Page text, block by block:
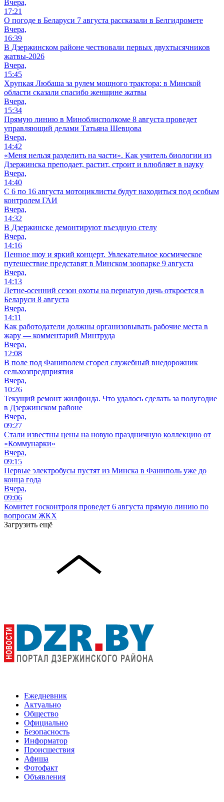
Вчера,
17:21
О погоде в Беларуси 7 августа рассказали в Белгидромете
Вчера,
16:39
В Дзержинском районе чествовали первых двухтысячников
жатвы-2026
Вчера,
15:45
Хрупкая Любаша за рулем мощного трактора: в Минской
области сказали спасибо женщине жатвы
Вчера,
15:34
Прямую линию в Миноблисполкоме 8 августа проведет
управляющий делами Татьяна Шевцова
Вчера,
14:42
«Меня нельзя разделить на части». Как учитель биологии из
Дзержинска преподает, растит, строит и влюбляет в науку
Вчера,
14:40
С 6 по 16 августа мотоциклисты будут находиться под особым
контролем ГАИ
Вчера,
14:32
В Дзержинске демонтируют въездную стелу
Вчера,
14:16
Пенное шоу и яркий концерт. Увлекательное космическое
путешествие представят в Минском зоопарке 9 августа
Вчера,
14:13
Летне-осенний сезон охоты на пернатую дичь откроется в
Беларуси 8 августа
Вчера,
14:11
Как работодатели должны организовывать рабочие места в
жару — комментарий Минтруда
Вчера,
12:08
В поле под Фаниполем сгорел служебный внедорожник
сельхозпредприятия
Вчера,
10:26
Текущий ремонт жилфонда. Что удалось сделать за полугодие
в Дзержинском районе
Вчера,
09:27
Стали известны цены на новую праздничную коллекцию от
«Коммунарки»
Вчера,
09:15
Первые электробусы пустят из Минска в Фаниполь уже до
конца года
Вчера,
09:06
Комитет госконтроля проведет 6 августа прямую линию по
вопросам ЖКХ
Загрузить ещё
Ежедневник
Актуально
Общество
Официально
Безопасность
Информатор
Происшествия
Афиша
Фотофакт
Объявления